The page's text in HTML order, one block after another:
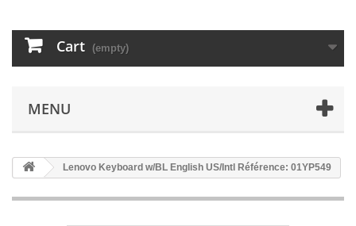
Cart (empty)
MENU
Lenovo Keyboard w/BL English US/Intl Référence: 01YP549